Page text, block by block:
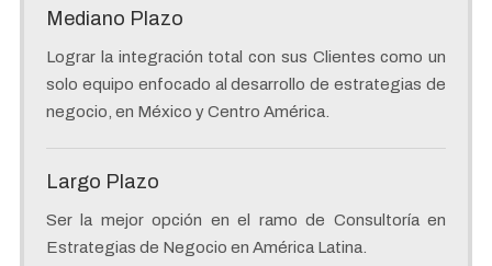
Mediano Plazo
Lograr la integración total con sus Clientes como un
solo equipo enfocado al desarrollo de estrategias de
negocio, en México y Centro América.
Largo Plazo
Ser la mejor opción en el ramo de Consultoría en
Estrategias de Negocio en América Latina.